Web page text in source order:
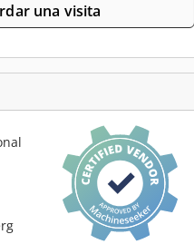
una visita